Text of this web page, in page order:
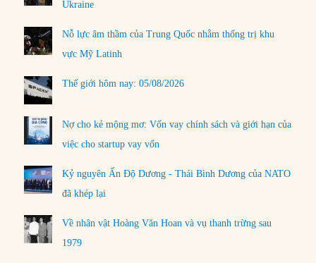
Ukraine
Nỗ lực âm thầm của Trung Quốc nhằm thống trị khu
vực Mỹ Latinh
Thế giới hôm nay: 05/08/2026
Nợ cho kẻ mộng mơ: Vốn vay chính sách và giới hạn của
việc cho startup vay vốn
Kỷ nguyên Ấn Độ Dương - Thái Bình Dương của NATO
đã khép lại
Về nhân vật Hoàng Văn Hoan và vụ thanh trừng sau
1979